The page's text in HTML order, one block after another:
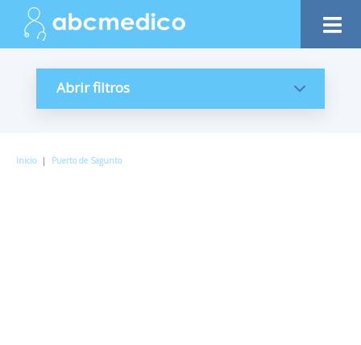
Abrir filtros
Inicio | Puerto de Sagunto